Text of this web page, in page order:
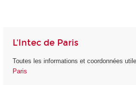
L'Intec de Paris
Toutes les informations et coordonnées
Paris